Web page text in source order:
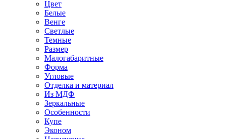
Цвет
Белые
Венге
Светлые
Темные
Размер
Малогабаритные
Форма
Угловые
Отделка и материал
Из МДФ
Зеркальные
Особенности
Купе
Эконом